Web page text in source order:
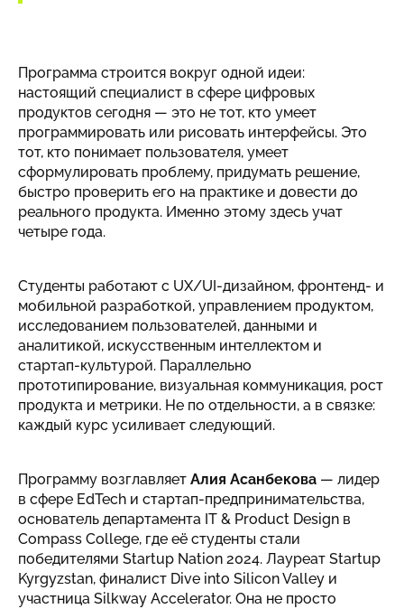
Программа строится вокруг одной идеи:
настоящий специалист в сфере цифровых
продуктов сегодня — это не тот, кто умеет
программировать или рисовать интерфейсы. Это
тот, кто понимает пользователя, умеет
сформулировать проблему, придумать решение,
быстро проверить его на практике и довести до
реального продукта. Именно этому здесь учат
четыре года.
Студенты работают с UX/UI-дизайном, фронтенд- и
мобильной разработкой, управлением продуктом,
исследованием пользователей, данными и
аналитикой, искусственным интеллектом и
стартап-культурой. Параллельно
прототипирование, визуальная коммуникация, рост
продукта и метрики. Не по отдельности, а в связке:
каждый курс усиливает следующий.
Программу возглавляет Алия Асанбекова — лидер
в сфере EdTech и стартап-предпринимательства,
основатель департамента IT & Product Design в
Compass College, где её студенты стали
победителями Startup Nation 2024. Лауреат Startup
Kyrgyzstan, финалист Dive into Silicon Valley и
участница Silkway Accelerator. Она не просто